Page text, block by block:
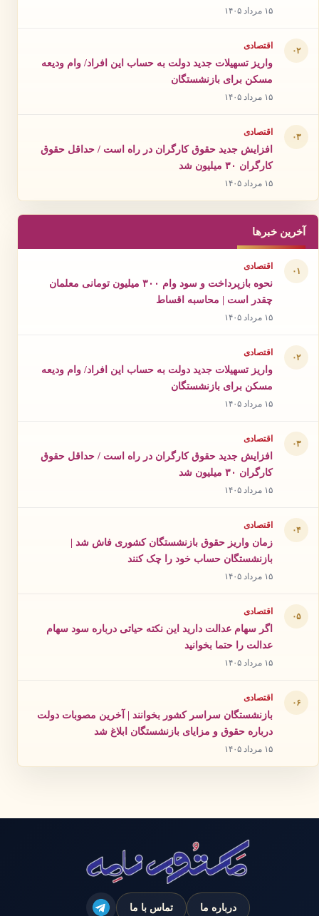
۱۵ مرداد ۱۴۰۵
۰۲ اقتصادی
واریز تسهیلات جدید دولت به حساب این افراد/ وام ودیعه
مسکن برای بازنشستگان
۱۵ مرداد ۱۴۰۵
۰۳ اقتصادی
افزایش جدید حقوق کارگران در راه است / حداقل حقوق
کارگران ۳۰ میلیون شد
۱۵ مرداد ۱۴۰۵
آخرین خبرها
۰۱ اقتصادی
نحوه بازپرداخت و سود وام ۳۰۰ میلیون تومانی معلمان
چقدر است | محاسبه اقساط
۱۵ مرداد ۱۴۰۵
۰۲ اقتصادی
واریز تسهیلات جدید دولت به حساب این افراد/ وام ودیعه
مسکن برای بازنشستگان
۱۵ مرداد ۱۴۰۵
۰۳ اقتصادی
افزایش جدید حقوق کارگران در راه است / حداقل حقوق
کارگران ۳۰ میلیون شد
۱۵ مرداد ۱۴۰۵
۰۴ اقتصادی
زمان واریز حقوق بازنشستگان کشوری فاش شد |
بازنشستگان حساب خود را چک کنند
۱۵ مرداد ۱۴۰۵
۰۵ اقتصادی
اگر سهام عدالت دارید این نکته حیاتی درباره سود سهام
عدالت را حتما بخوانید
۱۵ مرداد ۱۴۰۵
۰۶ اقتصادی
بازنشستگان سراسر کشور بخوانند | آخرین مصوبات دولت
درباره حقوق و مزایای بازنشستگان ابلاغ شد
۱۵ مرداد ۱۴۰۵
درباره ما تماس با ما